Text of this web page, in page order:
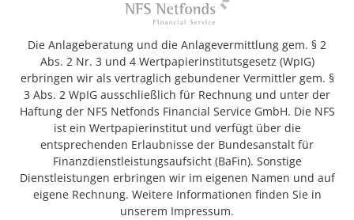
Die Anlageberatung und die Anlagevermittlung gem. § 2
Abs. 2 Nr. 3 und 4 Wertpapierinstitutsgesetz (WpIG)
erbringen wir als vertraglich gebundener Vermittler gem. §
3 Abs. 2 WpIG ausschließlich für Rechnung und unter der
Haftung der NFS Netfonds Financial Service GmbH. Die NFS
ist ein Wertpapierinstitut und verfügt über die
entsprechenden Erlaubnisse der Bundesanstalt für
Finanzdienstleistungsaufsicht (BaFin). Sonstige
Dienstleistungen erbringen wir im eigenen Namen und auf
eigene Rechnung. Weitere Informationen finden Sie in
unserem Impressum.